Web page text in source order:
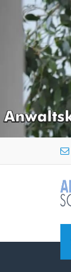
Inhalt
springen